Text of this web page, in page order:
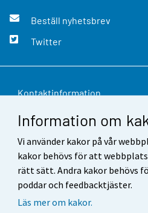
Information om
Vi använder kakor på vår
kakor behövs för att
rätt sätt. Andra kakor behövs
poddar och feedbacktjäster.
Läs mer om kakor.
Beställ nyhetsbrev
Twitter
Kontaktinformation
Respons
Användarvillkor
Dataskydd
Tillgänglighet